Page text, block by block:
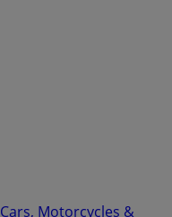
Cars, Motorcycles &